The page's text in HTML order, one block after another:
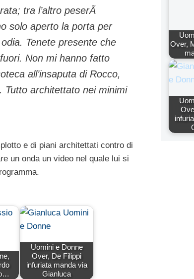
tra l’altro peserÃ
solo aperto la porta per
Tenete presente che
Non mi hanno fatto
all’insaputa di Rocco,
Tutto architettato nei minimi
e di piani architettati contro di
un onda un video nel quale lui si
Uomini e Donne
Over, De Filippi
infuriata manda via
Gianluca
Over,